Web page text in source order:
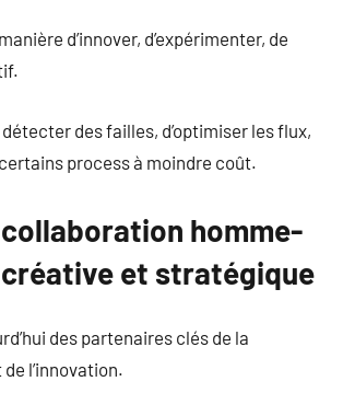
d’innover, d’expérimenter, de
des failles, d’optimiser les flux,
process à moindre coût.
homme-
et stratégique
des partenaires clés de la
l’innovation.